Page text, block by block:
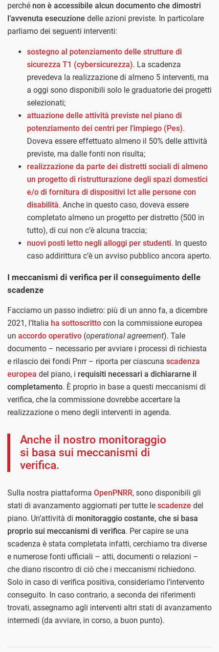
perché non è accessibile alcun documento che dimostri
l’avvenuta esecuzione delle azioni previste. In particolare
parliamo dei seguenti interventi:
sostegno al potenziamento delle strutture di
sicurezza T1 (cybersicurezza). La scadenza
prevedeva la realizzazione di almeno 5 interventi, ma
a oggi sono disponibili solo le graduatorie dei progetti
selezionati;
attuazione delle attività previste nel piano di
potenziamento dei centri per l’impiego (Pes).
Doveva essere effettuato almeno il 50% delle attività
previste, ma dalle fonti non risulta;
realizzazione da parte dei distretti sociali di almeno
un progetto di ristrutturazione degli spazi domestici
e/o di fornitura di dispositivi Ict alle persone con
disabilità. Anche in questo caso, doveva essere
completato almeno un progetto per distretto (500 in
tutto), di cui non c’è alcuna traccia;
nuovi posti letto negli alloggi per studenti. In questo
caso addirittura c’è un avviso pubblico ancora aperto.
I meccanismi di verifica per il conseguimento delle
scadenze
Facciamo un passo indietro: più di un anno fa, a dicembre
2021, l’Italia ha sottoscritto con la commissione europea
un accordo operativo (operational agreement). Tale
documento – necessario per avviare i processi di richiesta
e rilascio dei fondi Pnrr – riporta per ciascuna scadenza
europea del piano, i requisiti necessari a dichiararne il
completamento. È proprio in base a questi meccanismi di
verifica, che la commissione dovrebbe accertare la
realizzazione o meno degli interventi in agenda.
Anche il nostro monitoraggio
si basa sui meccanismi di
verifica.
Sulla nostra piattaforma OpenPNRR, sono disponibili gli
stati di avanzamento aggiornati per tutte le scadenze del
piano. Un’attività di monitoraggio costante, che si basa
proprio sui meccanismi di verifica. Per capire se una
scadenza è stata completata infatti, cerchiamo tra diverse
e numerose fonti ufficiali – atti, documenti o relazioni –
che diano riscontro di ciò che i meccanismi richiedono.
Solo in caso di verifica positiva, consideriamo l’intervento
conseguito. In caso contrario, a seconda dei riferimenti
trovati, assegnamo agli interventi altri stati di avanzamento
intermedi (da avviare, in corso, a buon punto).